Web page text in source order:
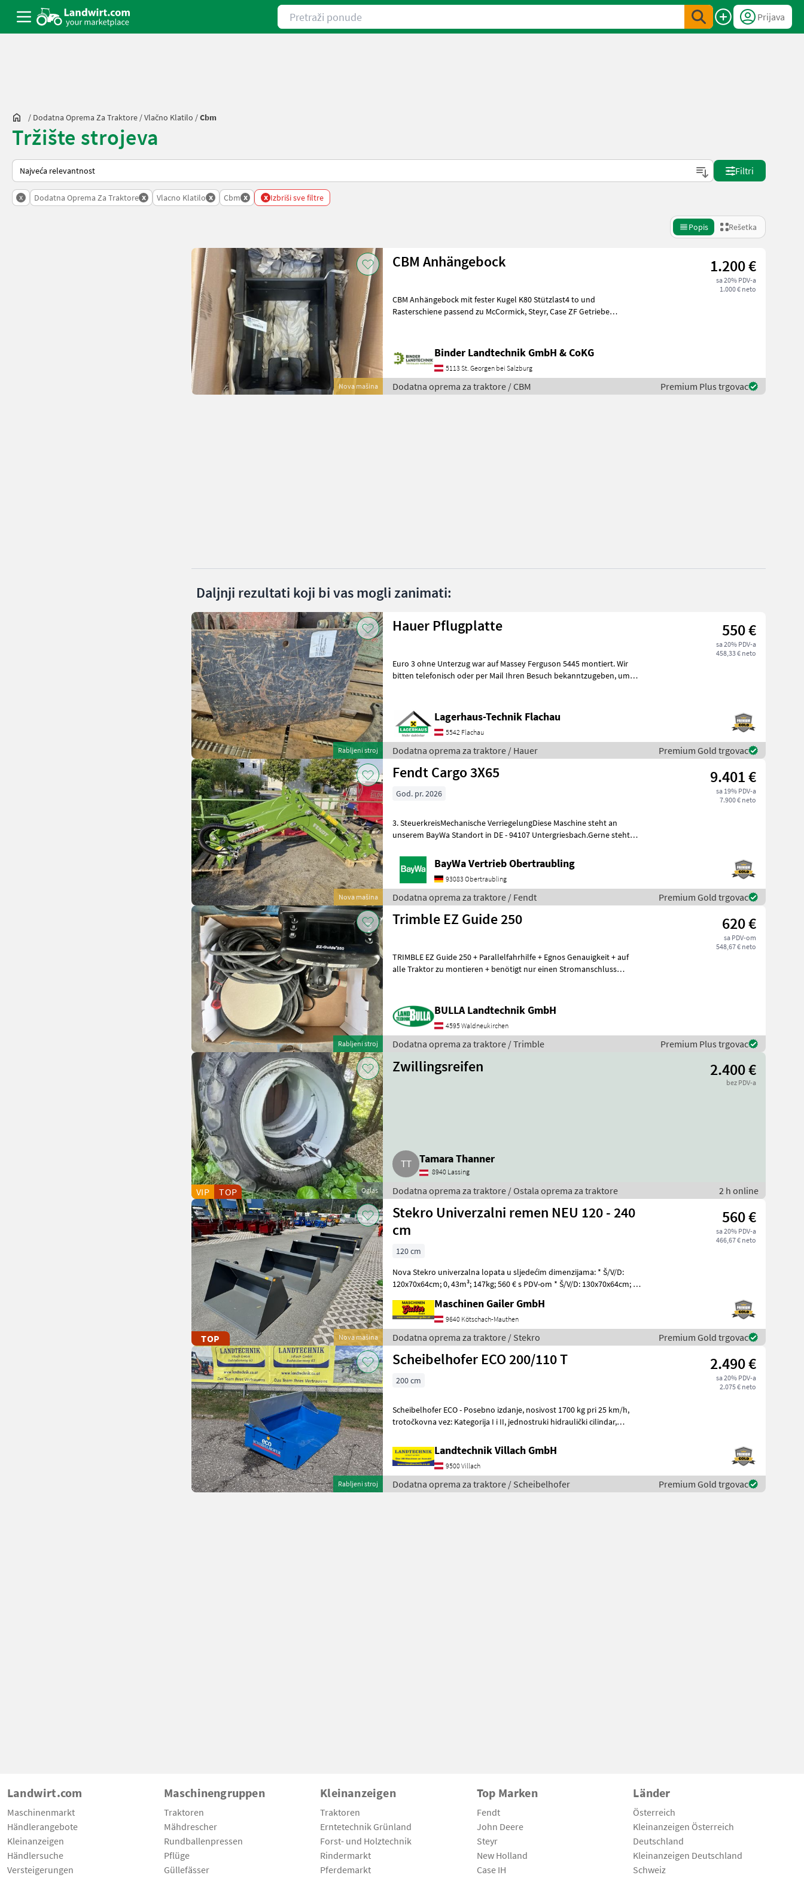
Pretraži ponude
Prijava
/ Dodatna Oprema Za Traktore /Vlačno Klatilo /Cbm
Tržište strojeva
Tako se sortira na Landwirt.com
Filtri
x Dodatna Oprema Za Traktore x Vlacno Klatilo x Cbm x x Izbriši sve filtre
Popis Rešetka
Nova mašina
CBM Anhängebock 1.200 €
sa 20% PDV-a
1.000 € neto
CBM Anhängebock mit fester Kugel K80 Stützlast4 to und
Rasterschiene passend zu McCormick, Steyr, Case ZF Getriebe
Binder Landtechnik GmbH & CoKG
5113 St. Georgen bei Salzburg
Dodatna oprema za traktore / CBM Premium Plus trgovac
Daljnji rezultati koji bi vas mogli zanimati:
Rabljeni stroj
Hauer Pflugplatte 550 €
sa 20% PDV-a
458,33 € neto
Euro 3 ohne Unterzug war auf Massey Ferguson 5445 montiert. Wir
bitten telefonisch oder per Mail Ihren Besuch bekanntzugeben, um
Lagerhaus-Technik Flachau
5542 Flachau
Dodatna oprema za traktore / Hauer Premium Gold trgovac
Nova mašina
Fendt Cargo 3X65 9.401 €
sa 19% PDV-a
7.900 € neto
God. pr. 2026
3. SteuerkreisMechanische VerriegelungDiese Maschine steht an
unserem BayWa Standort in DE - 94107 Untergriesbach.Gerne steht
BayWa Vertrieb Obertraubling
93083 Obertraubling
Dodatna oprema za traktore / Fendt Premium Gold trgovac
Rabljeni stroj
Trimble EZ Guide 250 620 €
sa PDV-om
548,67 € neto
TRIMBLE EZ Guide 250 + Parallelfahrhilfe + Egnos Genauigkeit + auf
alle Traktor zu montieren + benötigt nur einen Stromanschluss
BULLA Landtechnik GmbH
4595 Waldneukirchen
Dodatna oprema za traktore / Trimble Premium Plus trgovac
Oglas
VIP TOP
Zwillingsreifen 2.400 €
bez PDV-a
Tamara Thanner
8940 Lassing
Dodatna oprema za traktore / Ostala oprema za traktore 2 h online
TOP Nova mašina
Stekro Univerzalni remen NEU 120 - 240
cm
560 €
sa 20% PDV-a
466,67 € neto
120 cm
Nova Stekro univerzalna lopata u sljedećim dimenzijama: * Š/V/D:
120x70x64cm; 0, 43m³; 147kg; 560 € s PDV-om * Š/V/D: 130x70x64cm; 0,
Maschinen Gailer GmbH
9640 Kötschach-Mauthen
Dodatna oprema za traktore / Stekro Premium Gold trgovac
Rabljeni stroj
Scheibelhofer ECO 200/110 T 2.490 €
sa 20% PDV-a
2.075 € neto
200 cm
Scheibelhofer ECO - Posebno izdanje, nosivost 1700 kg pri 25 km/h,
trotočkovna vez: Kategorija I i II, jednostruki hidraulički cilindar,
Landtechnik Villach GmbH
9500 Villach
Dodatna oprema za traktore / Scheibelhofer Premium Gold trgovac
Landwirt.com
Maschinenmarkt
Händlerangebote
Kleinanzeigen
Händlersuche
Versteigerungen
Maschinengruppen
Traktoren
Mähdrescher
Rundballenpressen
Pflüge
Güllefässer
Kleinanzeigen
Traktoren
Erntetechnik Grünland
Forst- und Holztechnik
Rindermarkt
Pferdemarkt
Top Marken
Fendt
John Deere
Steyr
New Holland
Case IH
Länder
Österreich
Kleinanzeigen Österreich
Deutschland
Kleinanzeigen Deutschland
Schweiz